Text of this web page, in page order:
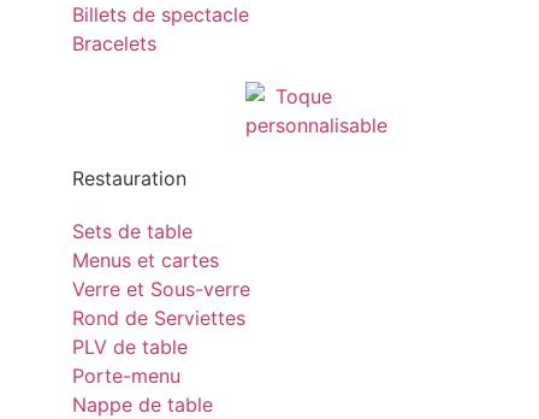
Billets de spectacle
Bracelets
Restauration
Sets de table
Menus et cartes
Verre et Sous-verre
Rond de Serviettes
PLV de table
Porte-menu
Nappe de table